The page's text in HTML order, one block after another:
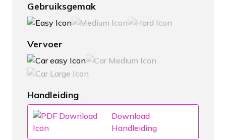
Gebruiksgemak
Vervoer
Handleiding
Download
Handleiding